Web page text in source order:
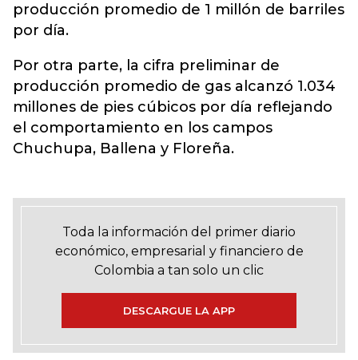
producción promedio de 1 millón de barriles
por día.
Por otra parte, la cifra preliminar de
producción promedio de gas alcanzó 1.034
millones de pies cúbicos por día reflejando
el comportamiento en los campos
Chuchupa, Ballena y Floreña.
Toda la información del primer diario
económico, empresarial y financiero de
Colombia a tan solo un clic
DESCARGUE LA APP